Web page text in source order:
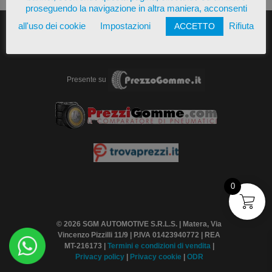
Presente su
© 2026 SGM AUTOMOTIVE S.R.L.S. | Matera, Via
Vincenzo Pizzilli 11/9 | P.IVA 01423940772 | REA
MT-216173 |
Termini e condizioni di vendita
Privacy policy
Privacy cookie ODR
proseguendo la navigazione in altra maniera, acconsenti
all'uso dei cookie
Impostazioni ACCETTO Rifiuta
0